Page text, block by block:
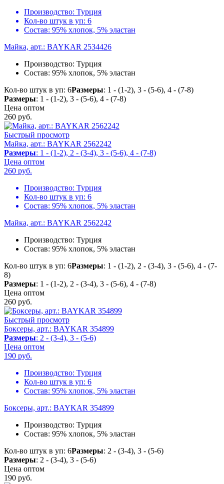
Производство: Турция
Кол-во штук в уп: 6
Состав: 95% хлопок, 5% эластан
Майка, арт.: BAYKAR 2534426
Производство: Турция
Состав: 95% хлопок, 5% эластан
Кол-во штук в уп: 6Размеры: 1 - (1-2), 3 - (5-6), 4 - (7-8)
Размеры: 1 - (1-2), 3 - (5-6), 4 - (7-8)
Цена оптом
260 руб.
Быстрый просмотр
Майка, арт.: BAYKAR 2562242
Размеры: 1 - (1-2), 2 - (3-4), 3 - (5-6), 4 - (7-8)
Цена оптом
260 руб.
Производство: Турция
Кол-во штук в уп: 6
Состав: 95% хлопок, 5% эластан
Майка, арт.: BAYKAR 2562242
Производство: Турция
Состав: 95% хлопок, 5% эластан
Кол-во штук в уп: 6Размеры: 1 - (1-2), 2 - (3-4), 3 - (5-6), 4 - (7-
8)
Размеры: 1 - (1-2), 2 - (3-4), 3 - (5-6), 4 - (7-8)
Цена оптом
260 руб.
Быстрый просмотр
Боксеры, арт.: BAYKAR 354899
Размеры: 2 - (3-4), 3 - (5-6)
Цена оптом
190 руб.
Производство: Турция
Кол-во штук в уп: 6
Состав: 95% хлопок, 5% эластан
Боксеры, арт.: BAYKAR 354899
Производство: Турция
Состав: 95% хлопок, 5% эластан
Кол-во штук в уп: 6Размеры: 2 - (3-4), 3 - (5-6)
Размеры: 2 - (3-4), 3 - (5-6)
Цена оптом
190 руб.